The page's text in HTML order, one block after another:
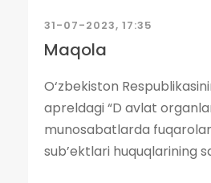
31-07-2023, 17:35
Maqola
O‘zbekiston
apreldagi “D avlat
munosabatlarda
sub’ektlari huquqlarining